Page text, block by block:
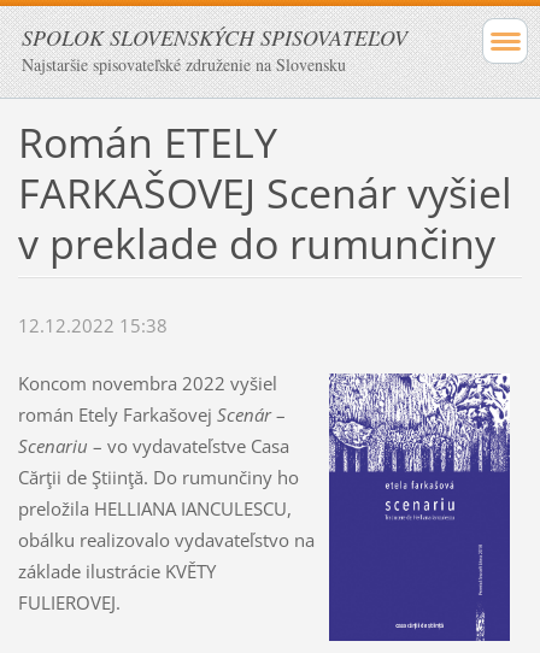
SPOLOK SLOVENSKÝCH SPISOVATEĽOV
Najstaršie spisovateľské združenie na Slovensku
Román ETELY
FARKAŠOVEJ Scenár vyšiel
v preklade do rumunčiny
12.12.2022 15:38
Koncom novembra 2022 vyšiel
román Etely Farkašovej Scenár–
Scenariu – vo vydavateľstve Casa
Cărţii de Ştiinţă. Do rumunčiny ho
preložila HELLIANA IANCULESCU,
obálku realizovalo vydavateľstvo na
základe ilustrácie KVĚTY
FULIEROVEJ.